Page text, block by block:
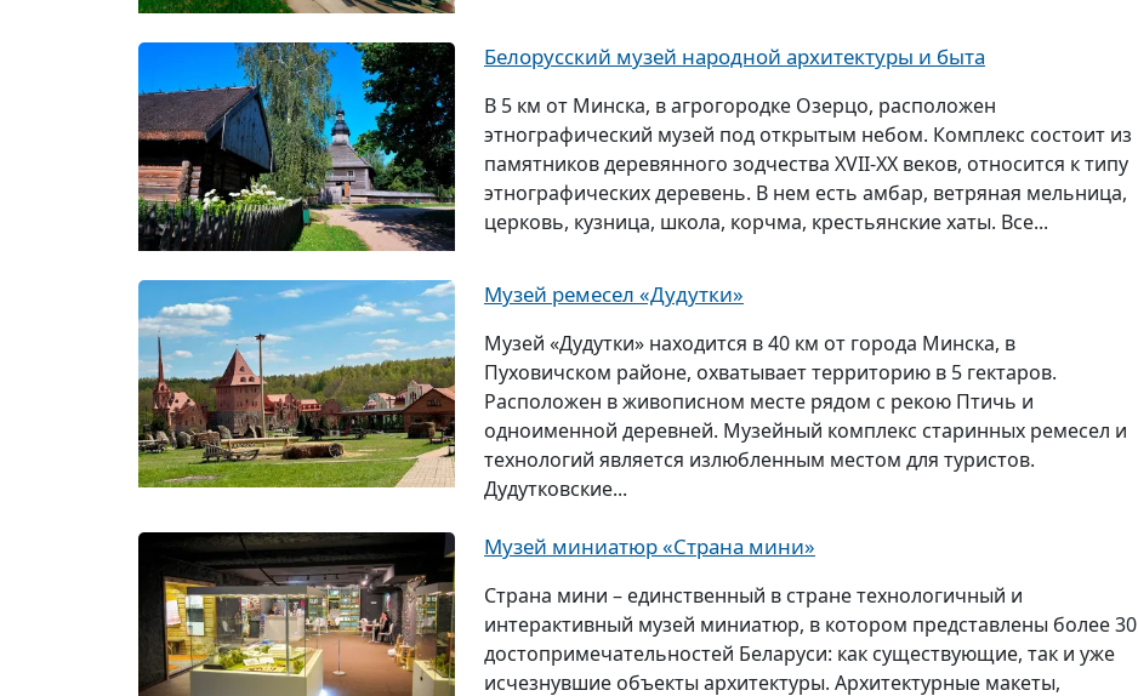
Белорусский музей народной архитектуры и быта
В 5 км от Минска, в агрогородке Озерцо, расположен
этнографический музей под открытым небом. Комплекс состоит из
памятников деревянного зодчества XVII-XX веков, относится к типу
этнографических деревень. В нем есть амбар, ветряная мельница,
церковь, кузница, школа, корчма, крестьянские хаты. Все...
Музей ремесел «Дудутки»
Музей «Дудутки» находится в 40 км от города Минска, в
Пуховичском районе, охватывает территорию в 5 гектаров.
Расположен в живописном месте рядом с рекою Птичь и
одноименной деревней. Музейный комплекс старинных ремесел и
технологий является излюбленным местом для туристов.
Дудутковские...
Музей миниатюр «Страна мини»
Страна мини – единственный в стране технологичный и
интерактивный музей миниатюр, в котором представлены более 30
достопримечательностей Беларуси: как существующие, так и уже
исчезнувшие объекты архитектуры. Архитектурные макеты,